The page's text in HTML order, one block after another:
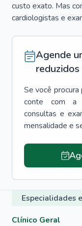
custo exato. Mas
cardiologistas e
Agende
reduzidos
Se você procura
conte com a
consultas e
mensalidade e
Especialidades
Clínico Geral